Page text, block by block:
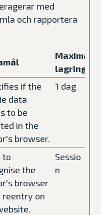
med
och rapportera
Maximal
if the
data
to be
in the
browser.
1 dag
to
the
browser
reentry on
Sessio
n